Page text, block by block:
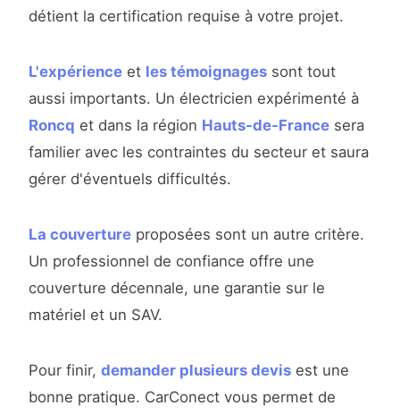
détient la certification requise à votre projet.
L'expérience et les témoignages sont tout
aussi importants. Un électricien expérimenté à
Roncq et dans la région Hauts-de-France sera
familier avec les contraintes du secteur et saura
gérer d'éventuels difficultés.
La couverture proposées sont un autre critère.
Un professionnel de confiance offre une
couverture décennale, une garantie sur le
matériel et un SAV.
Pour finir, demander plusieurs devis est une
bonne pratique. CarConect vous permet de